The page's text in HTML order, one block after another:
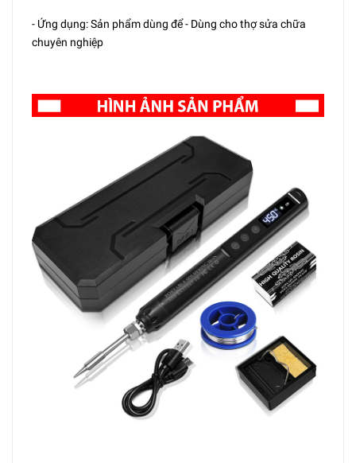
- Ứng dụng: Sản phẩm dùng để - Dùng cho thợ sửa chữa
chuyên nghiệp